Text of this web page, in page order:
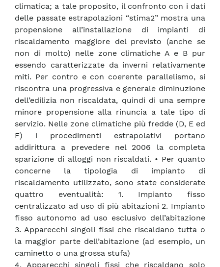
climatica; a tale proposito, il confronto con i dati
delle passate estrapolazioni “stima2” mostra una
propensione all’installazione di impianti di
riscaldamento maggiore del previsto (anche se
non di molto) nelle zone climatiche A e B pur
essendo caratterizzate da inverni relativamente
miti. Per contro e con coerente parallelismo, si
riscontra una progressiva e generale diminuzione
dell’edilizia non riscaldata, quindi di una sempre
minore propensione alla rinuncia a tale tipo di
servizio. Nelle zone climatiche più fredde (D, E ed
F) i procedimenti estrapolativi portano
addirittura a prevedere nel 2006 la completa
sparizione di alloggi non riscaldati. • Per quanto
concerne la tipologia di impianto di
riscaldamento utilizzato, sono state considerate
quattro eventualità: 1. Impianto fisso
centralizzato ad uso di più abitazioni 2. Impianto
fisso autonomo ad uso esclusivo dell’abitazione
3. Apparecchi singoli fissi che riscaldano tutta o
la maggior parte dell’abitazione (ad esempio, un
caminetto o una grossa stufa)
4. Apparecchi singoli fissi che riscaldano solo